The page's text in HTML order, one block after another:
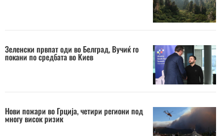
Зеленски првпат оди во Белград, Вучиќ го
покани по средбата во Киев
Нови пожари во Грција, четири региони под
многу висок ризик